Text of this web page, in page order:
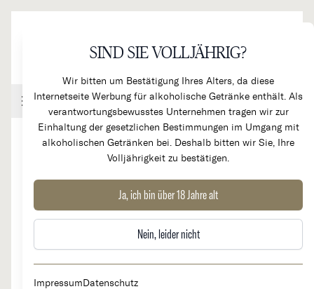
SIND SIE VOLLJÄHRIG?
Wir bitten um Bestätigung Ihres Alters, da diese
Internetseite Werbung für alkoholische Getränke enthält. Als
verantwortungsbewusstes Unternehmen tragen wir zur
Einhaltung der gesetzlichen Bestimmungen im Umgang mit
alkoholischen Getränken bei. Deshalb bitten wir Sie, Ihre
Volljährigkeit zu bestätigen.
Ja, ich bin über 18 Jahre alt
Nein, leider nicht
ImpressumDatenschutz
Handel & Gastronomie Kundenkonto Warenkorb
Pommard 1er Cru 'Jarollières'
80,00 €